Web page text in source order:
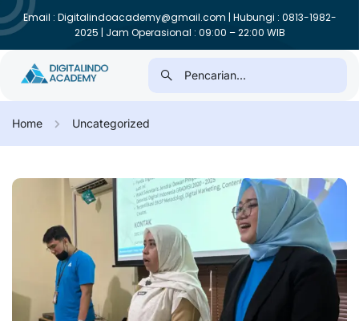
Email : Digitalindoacademy@gmail.com | Hubungi : 0813-1982-
2025 | Jam Operasional : 09:00 – 22:00 WIB
Home Uncategorized